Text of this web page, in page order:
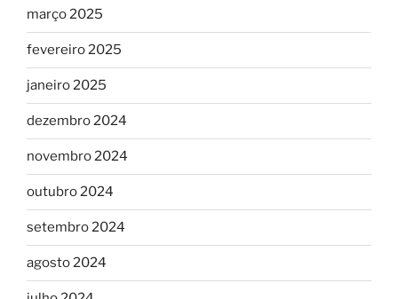
março 2025
fevereiro 2025
janeiro 2025
dezembro 2024
novembro 2024
outubro 2024
setembro 2024
agosto 2024